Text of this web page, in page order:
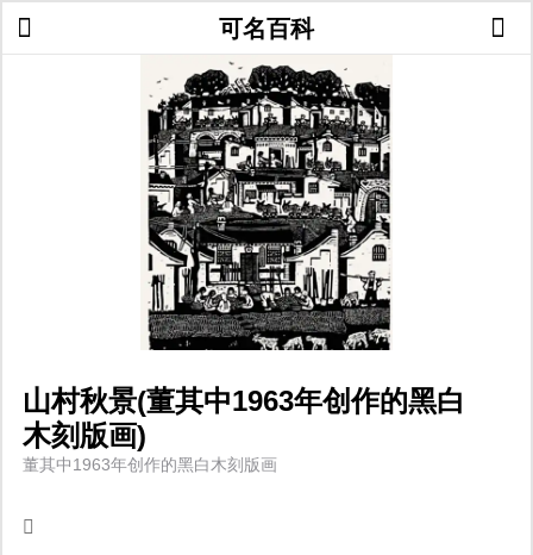
可名百科
山村秋景(董其中1963年创作的黑白
木刻版画)
董其中1963年创作的黑白木刻版画